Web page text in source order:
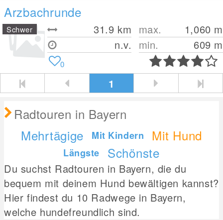
Arzbachrunde
31.9 km
n.v.
max. 1,060 m
min.
609 m
Schwer
0
1
Radtouren in Bayern
Mehrtägige
Mit Kindern Mit Hund
Längste Schönste
Du suchst Radtouren in Bayern, die du
bequem mit deinem Hund bewältigen kannst?
Hier findest du 10 Radwege in Bayern,
welche hundefreundlich sind.